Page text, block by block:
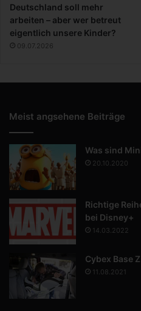
Deutschland soll mehr
arbeiten – aber wer betreut
eigentlich unsere Kinder?
09.07.2026
Meist angsehene Beiträge
Was sind
20.10.2020
Richtige
bei Disney+
14.03.2022
Cybex Base
11.08.2021